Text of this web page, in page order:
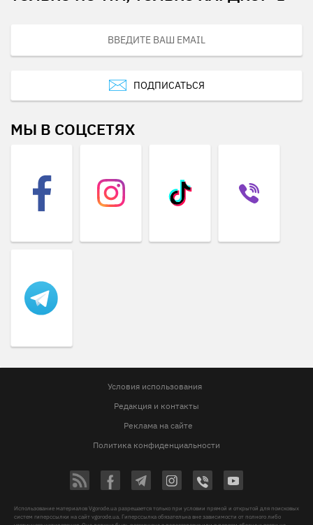
ПОДПИСАТЬСЯ
МЫ В СОЦСЕТЯХ
Условия использования
Редакция и контакты
Реклама на сайте
Политика конфиденциальности
Использование материалов Vgorode.ua разрешается только при условии прямой и открытой для поисковых
систем гиперссылки на сайт vgorode.ua. Гиперссылка обязательна вне зависимости от полного либо